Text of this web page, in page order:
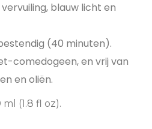
blauw licht en
(40 minuten).
comedogeen, en vrij van
en oliën.
ml (1.8 fl oz).